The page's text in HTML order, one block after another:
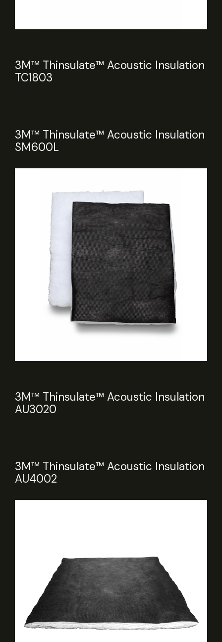
3M™ Thinsulate™ Acoustic Insulation
TC1803
3M™ Thinsulate™ Acoustic Insulation
SM600L
3M™ Thinsulate™ Acoustic Insulation
AU3020
3M™ Thinsulate™ Acoustic Insulation
AU4002